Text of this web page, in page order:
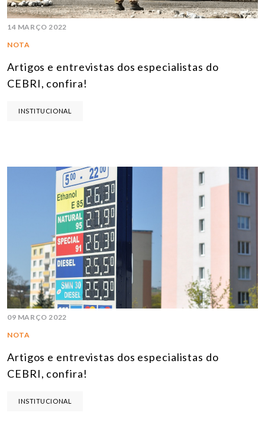
14 MARÇO 2022
NOTA
Artigos e entrevistas dos especialistas do
CEBRI, confira!
INSTITUCIONAL
09 MARÇO 2022
NOTA
Artigos e entrevistas dos especialistas do
CEBRI, confira!
INSTITUCIONAL